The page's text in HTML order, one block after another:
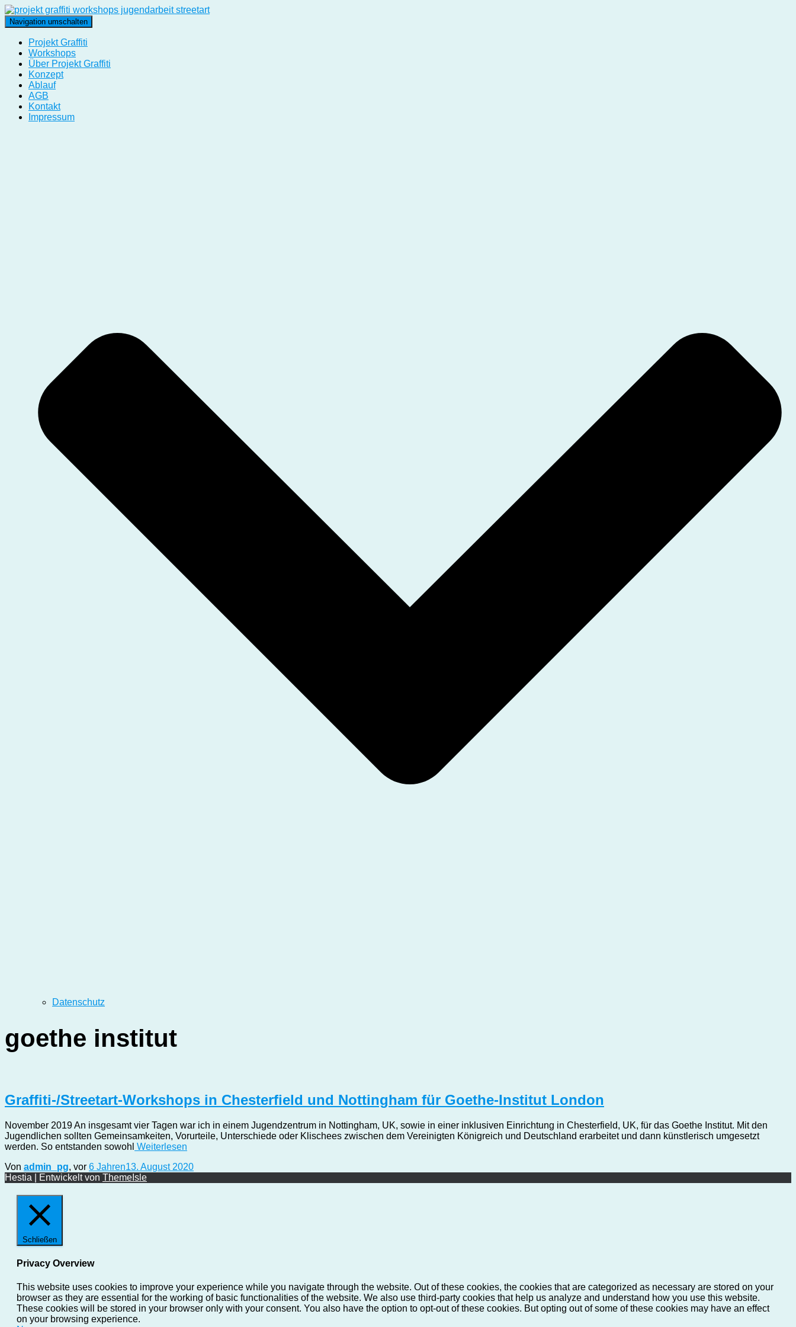
Navigation umschalten
Projekt Graffiti
Workshops
Über Projekt Graffiti
Konzept
Ablauf
AGB
Kontakt
Impressum
Datenschutz
goethe institut
Graffiti-/Streetart-Workshops in Chesterfield und Nottingham für Goethe-Institut London
November 2019 An insgesamt vier Tagen war ich in einem Jugendzentrum in Nottingham, UK, sowie in einer inklusiven Einrichtung in Chesterfield, UK, für das Goethe Institut. Mit den
Jugendlichen sollten Gemeinsamkeiten, Vorurteile, Unterschiede oder Klischees zwischen dem Vereinigten Königreich und Deutschland erarbeitet und dann künstlerisch umgesetzt
werden. So entstanden sowohl Weiterlesen
Von admin_pg, vor 6 Jahren13. August 2020
Hestia | Entwickelt von ThemeIsle
Schließen
Privacy Overview
This website uses cookies to improve your experience while you navigate through the website. Out of these cookies, the cookies that are categorized as necessary are stored on your
browser as they are essential for the working of basic functionalities of the website. We also use third-party cookies that help us analyze and understand how you use this website.
These cookies will be stored in your browser only with your consent. You also have the option to opt-out of these cookies. But opting out of some of these cookies may have an effect
on your browsing experience.